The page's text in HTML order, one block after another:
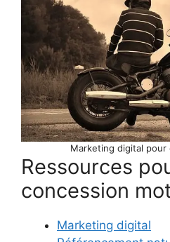
Marketing digital pour
Ressources
concession
Marketing digital